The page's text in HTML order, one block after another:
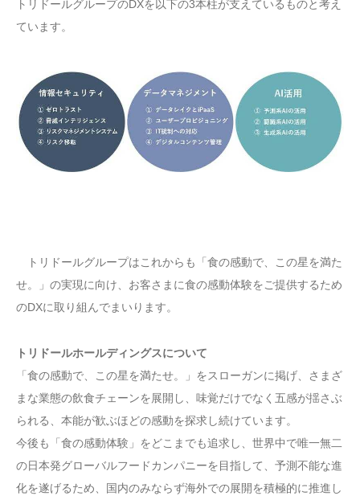
トリドールグループのDXを以下の3本柱が支えているものと考え
ています。
トリドールグループはこれからも「食の感動で、この星を満た
せ。」の実現に向け、お客さまに食の感動体験をご提供するため
のDXに取り組んでまいります。
トリドールホールディングスについて
「食の感動で、この星を満たせ。」をスローガンに掲げ、さまざ
まな業態の飲食チェーンを展開し、味覚だけでなく五感が揺さぶ
られる、本能が歓ぶほどの感動を探求し続けています。
今後も「食の感動体験」をどこまでも追求し、世界中で唯一無二
の日本発グローバルフードカンパニーを目指して、予測不能な進
化を遂げるため、国内のみならず海外での展開を積極的に推進し